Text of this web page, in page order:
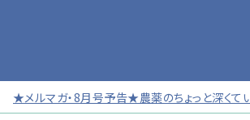
★メルマガ・8月号予告★農薬のちょっと深く